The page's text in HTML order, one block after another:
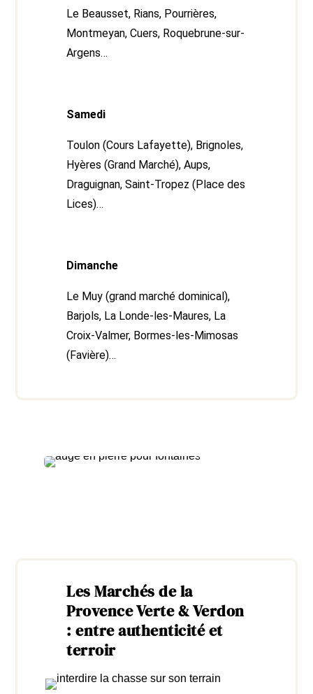
Le Beausset, Rians, Pourrières,
Montmeyan, Cuers, Roquebrune-sur-
Argens…
Samedi
Toulon (Cours Lafayette), Brignoles,
Hyères (Grand Marché), Aups,
Draguignan, Saint-Tropez (Place des
Lices)…
Dimanche
Le Muy (grand marché dominical),
Barjols, La Londe-les-Maures, La
Croix-Valmer, Bormes-les-Mimosas
(Favière)…
Les Marchés de la
Provence Verte & Verdon
: entre authenticité et
terroir